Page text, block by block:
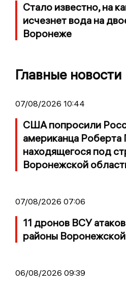
Стало известно, на
исчезнет вода на
Воронеже
Главные новости
07/08/2026 10:44
США попросили
американца Роберта
находящегося под
Воронежской
07/08/2026 07:06
11 дронов ВСУ
районы
06/08/2026 09:39